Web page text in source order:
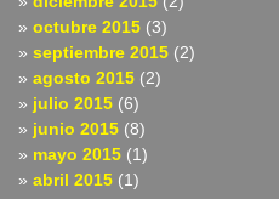
octubre 2015 (3)
septiembre 2015 (2)
agosto 2015 (2)
julio 2015 (6)
junio 2015 (8)
mayo 2015 (1)
abril 2015 (1)